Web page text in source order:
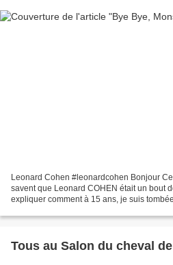
Leonard Cohen #leonardcohen Bonjour
savent que Leonard COHEN était un bout
expliquer comment à 15 ans, je suis
Tous au Salon du cheval